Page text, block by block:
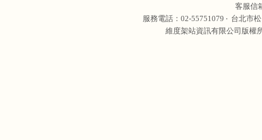
客服信
服務電話：02-55751079 ‧ 台北市
維度架站資訊有限公司版權